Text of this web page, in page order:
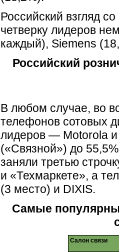
Российский взгляд
четверку лидеров
каждый), Siemens
Российский
В любом случае, во
телефонов сотовых
лидеров — Motorola
(«Связной») до
заняли третью
и «Техмаркете», а
(3 место) и DIXIS.
Самые
Салон связи